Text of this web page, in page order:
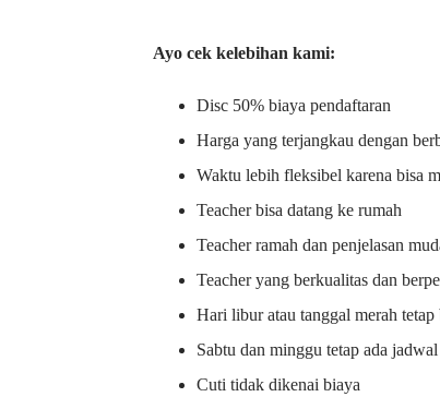
Ayo cek kelebihan kami:
Disc 50% biaya pendaftaran
Harga yang terjangkau dengan
Waktu lebih fleksibel karena bisa
Teacher bisa datang ke rumah
Teacher ramah dan penjelasan
Teacher yang berkualitas dan
Hari libur atau tanggal merah
Sabtu dan minggu tetap ada
Cuti tidak dikenai biaya